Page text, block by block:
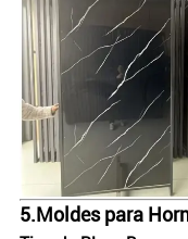
5. Moldes para